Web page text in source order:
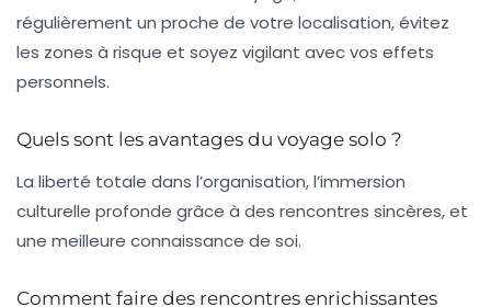
régulièrement un proche de votre localisation, évitez
les zones à risque et soyez vigilant avec vos effets
personnels.
Quels sont les avantages du voyage solo ?
La liberté totale dans l’organisation, l’immersion
culturelle profonde grâce à des rencontres sincères, et
une meilleure connaissance de soi.
Comment faire des rencontres enrichissantes